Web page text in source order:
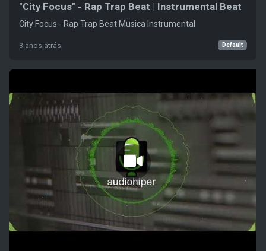
"City Focus" - Rap Trap Beat | Instrumental Beat
City Focus - Rap Trap Beat Musica Instrumental
3 anos atrás Default